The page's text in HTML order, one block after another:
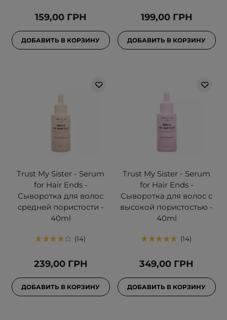
159,00 ГРН
ДОБАВИТЬ В КОРЗИНУ
199,00 ГРН
ДОБАВИТЬ В КОРЗИНУ
Trust My Sister - Serum
for Hair Ends -
Сыворотка для волос
средней пористости -
40ml
14
239,00 ГРН
ДОБАВИТЬ В КОРЗИНУ
Trust My Sister - Serum
for Hair Ends -
Сыворотка для волос с
высокой пористостью -
40ml
14
349,00 ГРН
ДОБАВИТЬ В КОРЗИНУ